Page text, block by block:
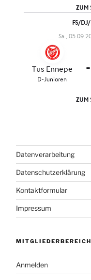
Datenverarbeitung
Datenschutzerklärung
Kontaktformular
Impressum
MITGLIEDERBEREICH
Anmelden